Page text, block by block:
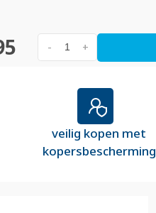
+
-
veilig kopen met
kopersbescherming